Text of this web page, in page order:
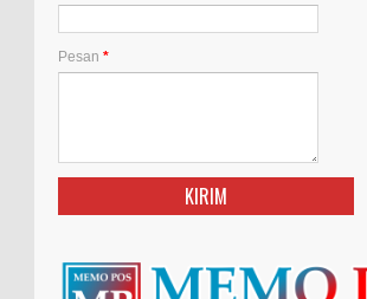
Pesan *